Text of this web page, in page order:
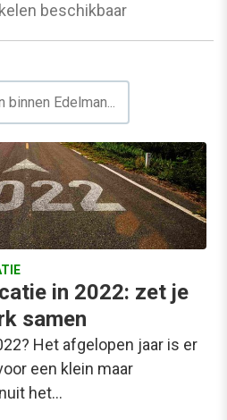
beschikbaar
in 2022: zet je
samen
Het afgelopen jaar is er
een klein maar
het…